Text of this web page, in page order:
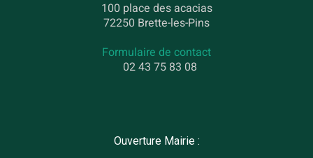
100 place des acacias
72250 Brette-les-Pins
Formulaire de contact
02 43 75 83 08
Ouverture Mairie :